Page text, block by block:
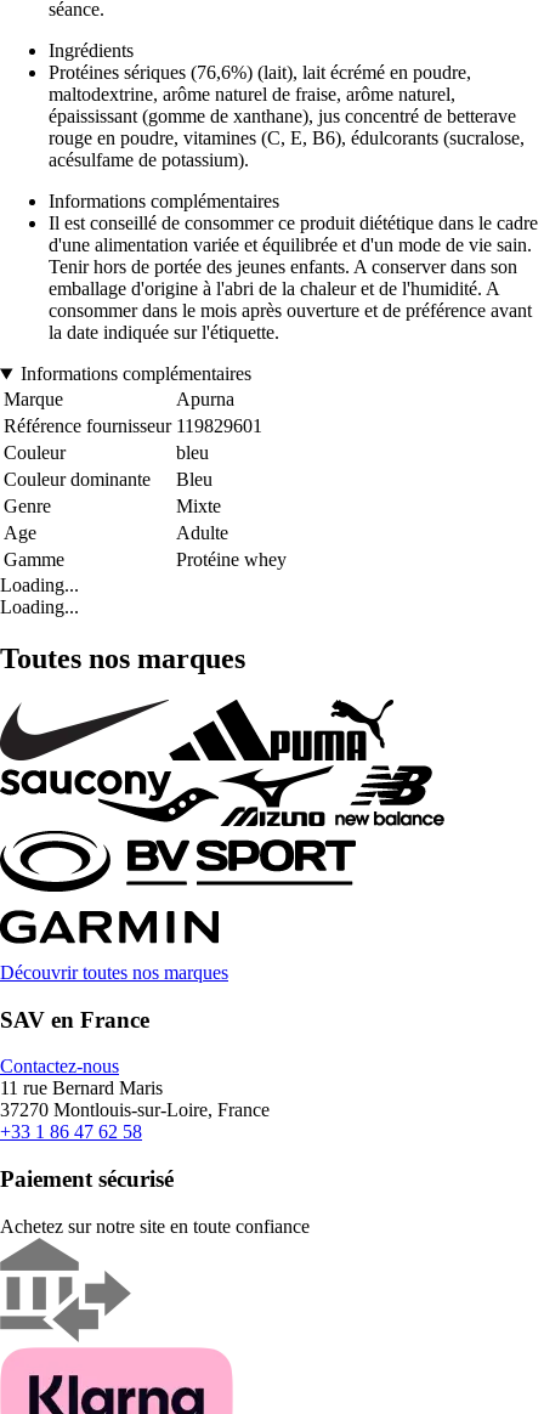
séance.
Ingrédients
Protéines sériques (76,6%) (lait), lait écrémé en poudre,
maltodextrine, arôme naturel de fraise, arôme naturel,
épaississant (gomme de xanthane), jus concentré de betterave
rouge en poudre, vitamines (C, E, B6), édulcorants (sucralose,
acésulfame de potassium).
Informations complémentaires
Il est conseillé de consommer ce produit diététique dans le cadre
d'une alimentation variée et équilibrée et d'un mode de vie sain.
Tenir hors de portée des jeunes enfants. A conserver dans son
emballage d'origine à l'abri de la chaleur et de l'humidité. A
consommer dans le mois après ouverture et de préférence avant
la date indiquée sur l'étiquette.
Informations complémentaires
Marque
Apurna
Référence fournisseur 119829601
Couleur
bleu
Couleur dominante
Bleu
Genre
Mixte
Age
Adulte
Gamme
Protéine whey
Loading...
Loading...
Toutes nos marques
Découvrir toutes nos marques
SAV en France
Contactez-nous
11 rue Bernard Maris
37270 Montlouis-sur-Loire, France
+33 1 86 47 62 58
Paiement sécurisé
Achetez sur notre site en toute confiance